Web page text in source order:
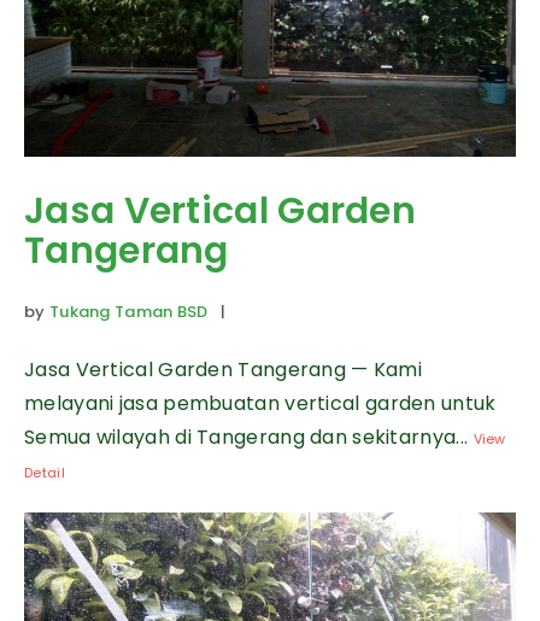
Jasa Vertical Garden
Tangerang
by Tukang Taman BSD |
Jasa Vertical Garden Tangerang — Kami
melayani jasa pembuatan vertical garden untuk
Semua wilayah di Tangerang dan sekitarnya... View
Detail